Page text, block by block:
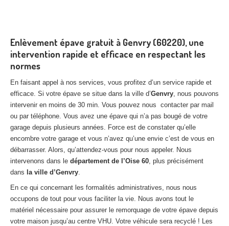
Enlèvement épave gratuit à Genvry (60220), une
intervention rapide et efficace en respectant les
normes
En faisant appel à nos services, vous profitez d’un service rapide et
efficace. Si votre épave se situe dans la ville d’Genvry, nous pouvons
intervenir en moins de 30 min. Vous pouvez nous contacter par mail
ou par téléphone. Vous avez une épave qui n’a pas bougé de votre
garage depuis plusieurs années. Force est de constater qu’elle
encombre votre garage et vous n’avez qu’une envie c’est de vous en
débarrasser. Alors, qu’attendez-vous pour nous appeler. Nous
intervenons dans le département de l’Oise 60, plus précisément
dans la ville d’Genvry.
En ce qui concernant les formalités administratives, nous nous
occupons de tout pour vous faciliter la vie. Nous avons tout le
matériel nécessaire pour assurer le remorquage de votre épave depuis
votre maison jusqu’au centre VHU. Votre véhicule sera recyclé ! Les